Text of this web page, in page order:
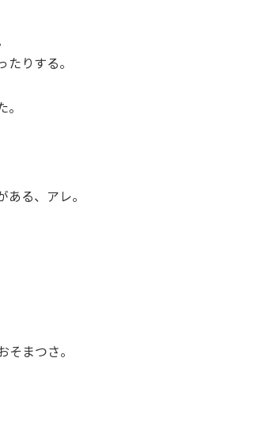
りする。
る、アレ。
まつさ。